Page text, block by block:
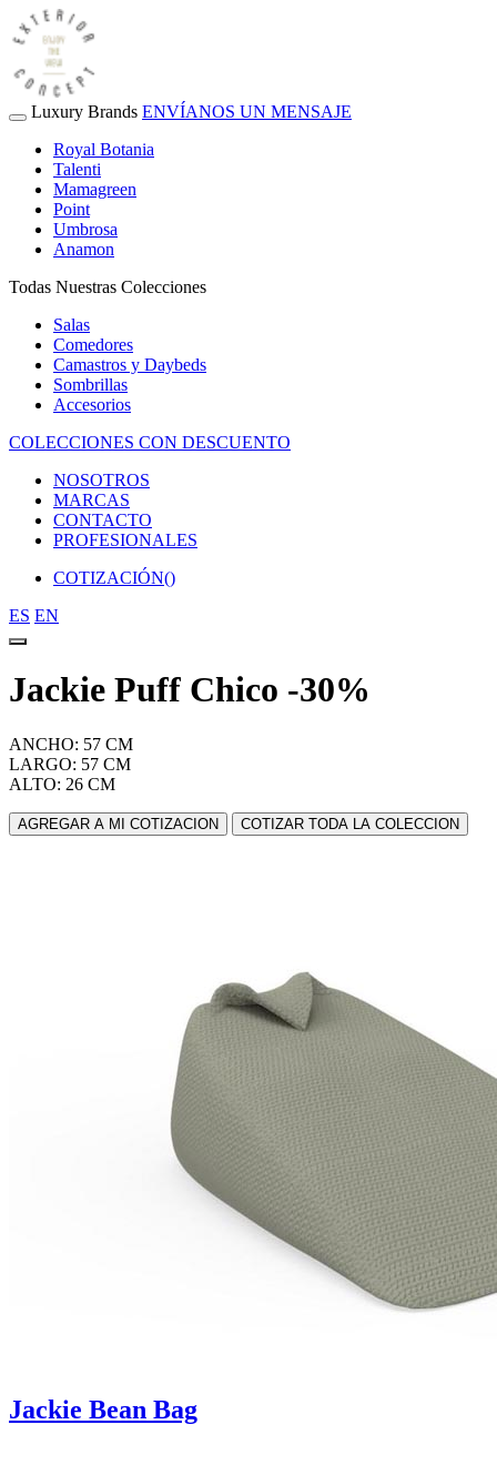
Luxury Brands ENVÍANOS UN MENSAJE
Royal Botania
Talenti
Mamagreen
Point
Umbrosa
Anamon
Todas Nuestras Colecciones
Salas
Comedores
Camastros y Daybeds
Sombrillas
Accesorios
COLECCIONES CON DESCUENTO
NOSOTROS
MARCAS
CONTACTO
PROFESIONALES
COTIZACIÓN()
ES EN
Jackie Puff Chico -30%
ANCHO: 57 CM
LARGO: 57 CM
ALTO: 26 CM
AGREGAR A MI COTIZACION COTIZAR TODA LA COLECCION
Jackie Bean Bag